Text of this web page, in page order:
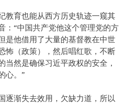
教育也能从西方历史轨迹一窥其
：“中国共产党他这个管理党的方
是他借用了大量的基督教在中世
怖（政策），然后唱红歌，不断
当然是确保习近平政权的安全，
心。”
逐渐失去效用，欠缺力道，所以